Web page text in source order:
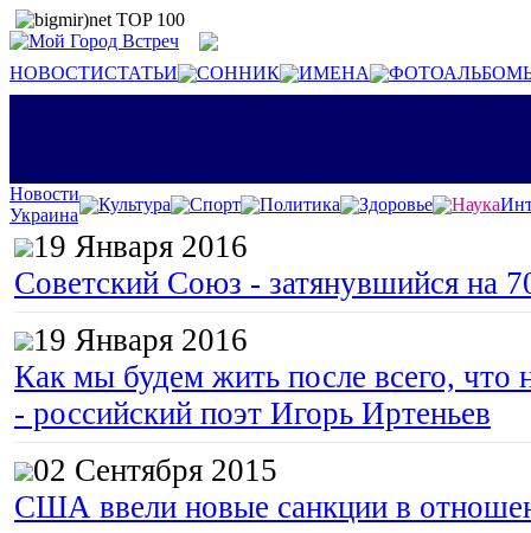
НОВОСТИСТАТЬИ СОННИК ИМЕНА
Новости
Украина
Культура Спорт Политика Здоровье Наука
19 Января 2016
Советский Союз - затянувшийся на
19 Января 2016
Как мы будем жить после всего, что
- российский поэт Игорь Иртеньев
02 Сентября 2015
США ввели новые санкции в